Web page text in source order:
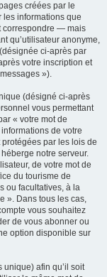
créées par le
les informations que
correspondre — mais
qu’utilisateur anonyme,
ci-après par
votre inscription et
»).
(désigné ci-après
vous permettant
« votre mot de
de votre
par les lois de
notre serveur.
de votre mot de
du tourisme de
ou facultatives, à la
». Dans tous les cas,
vous souhaitez
de vous abonner ou
option disponible sur
unique) afin qu’il soit